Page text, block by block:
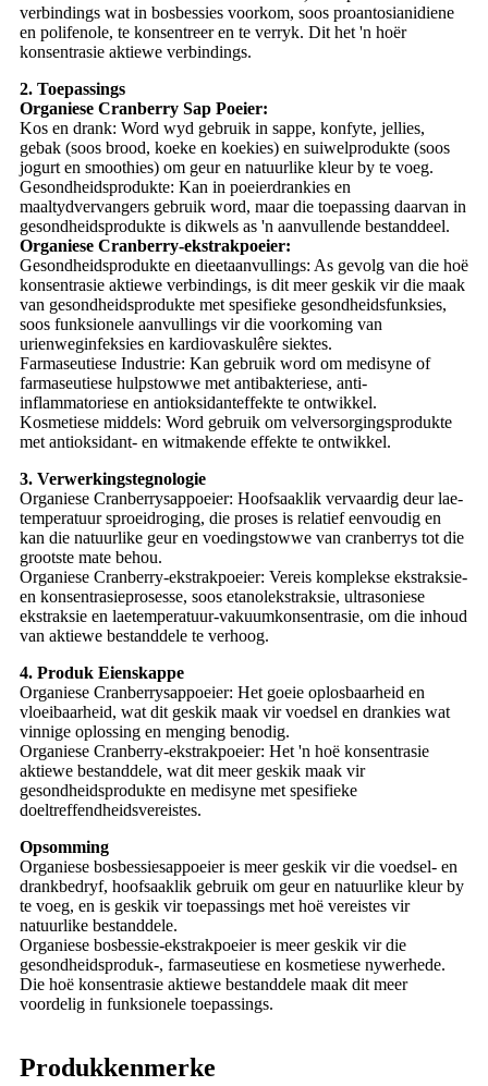
verbindings wat in bosbessies voorkom, soos proantosianidiene
en polifenole, te konsentreer en te verryk. Dit het 'n hoër
konsentrasie aktiewe verbindings.
2. Toepassings
Organiese Cranberry Sap Poeier:
Kos en drank: Word wyd gebruik in sappe, konfyte, jellies,
gebak (soos brood, koeke en koekies) en suiwelprodukte (soos
jogurt en smoothies) om geur en natuurlike kleur by te voeg.
Gesondheidsprodukte: Kan in poeierdrankies en
maaltydvervangers gebruik word, maar die toepassing daarvan in
gesondheidsprodukte is dikwels as 'n aanvullende bestanddeel.
Organiese Cranberry-ekstrakpoeier:
Gesondheidsprodukte en dieetaanvullings: As gevolg van die hoë
konsentrasie aktiewe verbindings, is dit meer geskik vir die maak
van gesondheidsprodukte met spesifieke gesondheidsfunksies,
soos funksionele aanvullings vir die voorkoming van
urienweginfeksies en kardiovaskulêre siektes.
Farmaseutiese Industrie: Kan gebruik word om medisyne of
farmaseutiese hulpstowwe met antibakteriese, anti-
inflammatoriese en antioksidanteffekte te ontwikkel.
Kosmetiese middels: Word gebruik om velversorgingsprodukte
met antioksidant- en witmakende effekte te ontwikkel.
3. Verwerkingstegnologie
Organiese Cranberrysappoeier: Hoofsaaklik vervaardig deur lae-
temperatuur sproeidroging, die proses is relatief eenvoudig en
kan die natuurlike geur en voedingstowwe van cranberrys tot die
grootste mate behou.
Organiese Cranberry-ekstrakpoeier: Vereis komplekse ekstraksie-
en konsentrasieprosesse, soos etanolekstraksie, ultrasoniese
ekstraksie en laetemperatuur-vakuumkonsentrasie, om die inhoud
van aktiewe bestanddele te verhoog.
4. Produk Eienskappe
Organiese Cranberrysappoeier: Het goeie oplosbaarheid en
vloeibaarheid, wat dit geskik maak vir voedsel en drankies wat
vinnige oplossing en menging benodig.
Organiese Cranberry-ekstrakpoeier: Het 'n hoë konsentrasie
aktiewe bestanddele, wat dit meer geskik maak vir
gesondheidsprodukte en medisyne met spesifieke
doeltreffendheidsvereistes.
Opsomming
Organiese bosbessiesappoeier is meer geskik vir die voedsel- en
drankbedryf, hoofsaaklik gebruik om geur en natuurlike kleur by
te voeg, en is geskik vir toepassings met hoë vereistes vir
natuurlike bestanddele.
Organiese bosbessie-ekstrakpoeier is meer geskik vir die
gesondheidsproduk-, farmaseutiese en kosmetiese nywerhede.
Die hoë konsentrasie aktiewe bestanddele maak dit meer
voordelig in funksionele toepassings.
Produkkenmerke